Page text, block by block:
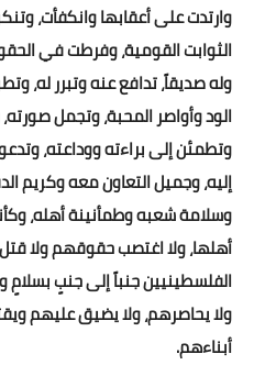
وارتدت على أعقابها وانكفأت،
الثوابت القومية، وفرطت في
وله صديقاً، تدافع عنه وتبرر له،
الود وأواصر المحبة، وتجمل
وتطمئن إلى براءته ووداعته،
إليه، وجميل التعاون معه وكريم
وسلامة شعبه وطمأنينة أهله،
أهلها، ولا اغتصب حقوقهم ولا
الفلسطينيين جنباً إلى جنبٍ
ولا يحاصرهم، ولا يضيق عليهم
أبناءهم.